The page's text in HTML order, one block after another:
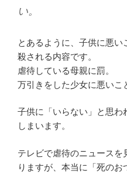
い。
とあるように、子供に悪い
殺される内容です。
虐待している母親に罰。
万引きをした少女に悪いこ
子供に「いらない」と思わ
しまいます。
テレビで虐待のニュースを
りますが、本当に「死のお